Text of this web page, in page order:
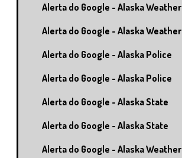
Alerta do Google - Alaska Weather
Alerta do Google - Alaska Weather
Alerta do Google - Alaska Police
Alerta do Google - Alaska Police
Alerta do Google - Alaska State
Alerta do Google - Alaska State
Alerta do Google - Alaska Weather